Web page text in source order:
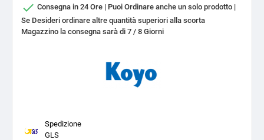
 Consegna in 24 Ore | Puoi Ordinare anche un solo prodotto |
Se Desideri ordinare altre quantità superiori alla scorta
Magazzino la consegna sarà di 7 / 8 Giorni
Spedizione
GLS